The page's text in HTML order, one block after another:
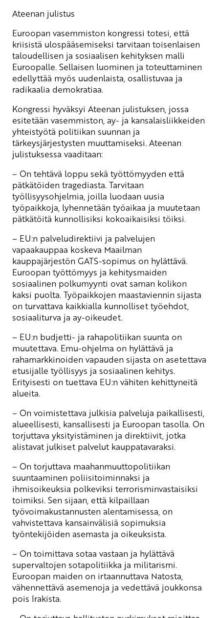
Ateenan julistus
Euroopan vasemmiston kongressi totesi, että
kriisistä ulospääsemiseksi tarvitaan toisenlaisen
taloudellisen ja sosiaalisen kehityksen malli
Euroopalle. Sellaisen luominen ja toteuttaminen
edellyttää myös uudenlaista, osallistuvaa ja
radikaalia demokratiaa.
Kongressi hyväksyi Ateenan julistuksen, jossa
esitetään vasemmiston, ay- ja kansalaisliikkeiden
yhteistyötä politiikan suunnan ja
tärkeysjärjestysten muuttamiseksi. Ateenan
julistuksessa vaaditaan:
– On tehtävä loppu sekä työttömyyden että
pätkätöiden tragediasta. Tarvitaan
työllisyysohjelmia, joilla luodaan uusia
työpaikkoja, lyhennetään työaikaa ja muutetaan
pätkätöitä kunnollisiksi kokoaikaisiksi töiksi.
– EU:n palveludirektiivi ja palvelujen
vapaakauppaa koskeva Maailman
kauppajärjestön GATS-sopimus on hylättävä.
Euroopan työttömyys ja kehitysmaiden
sosiaalinen polkumyynti ovat saman kolikon
kaksi puolta. Työpaikkojen maastaviennin sijasta
on turvattava kaikkialla kunnolliset työehdot,
sosiaaliturva ja ay-oikeudet.
– EU:n budjetti- ja rahapolitiikan suunta on
muutettava. Emu-ohjelma on hylättävä ja
rahamarkkinoiden vapauden sijasta on asetettava
etusijalle työllisyys ja sosiaalinen kehitys.
Erityisesti on tuettava EU:n vähiten kehittyneitä
alueita.
– On voimistettava julkisia palveluja paikallisesti,
alueellisesti, kansallisesti ja Euroopan tasolla. On
torjuttava yksityistäminen ja direktiivit, jotka
alistavat julkiset palvelut kauppatavaraksi.
– On torjuttava maahanmuuttopolitiikan
suuntaaminen poliisitoiminnaksi ja
ihmisoikeuksia polkeviksi terrorisminvastaisiksi
toimiksi. Sen sijaan, että kilpaillaan
työvoimakustannusten alentamisessa, on
vahvistettava kansainvälisiä sopimuksia
työntekijöiden asemasta ja oikeuksista.
– On toimittava sotaa vastaan ja hylättävä
supervaltojen sotapolitiikka ja militarismi.
Euroopan maiden on irtaannuttava Natosta,
vähennettävä asemenoja ja vedettävä joukkonsa
pois Irakista.